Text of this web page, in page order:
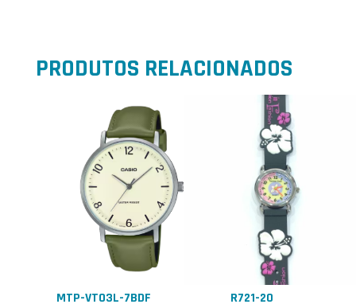
PRODUTOS RELACIONADOS
MTP-VT03L-7BDF R721-20